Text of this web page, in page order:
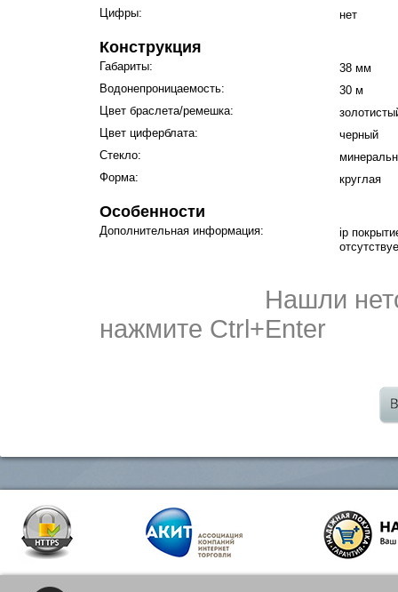
Цифры:
нет
Конструкция
Габариты:
38 мм
Водонепроницаемость:
30 м
Цвет браслета/ремешка:
Цвет циферблата:
черный
Стекло:
Форма:
круглая
Особенности
Дополнительная информация:
ip
Нашли
нажмите Ctrl+Enter